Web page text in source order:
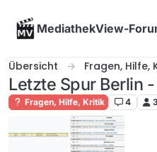
MediathekView-
Übersicht Fragen, Hilfe,
Letzte Spur Berlin
Fragen, Hilfe, Kritik 4